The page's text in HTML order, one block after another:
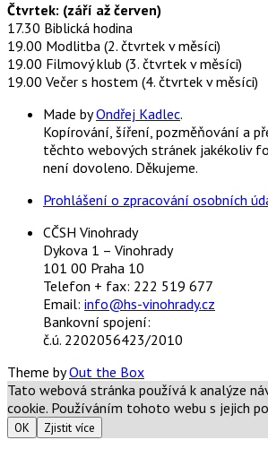
Čtvrtek: (září až červen)
17.30 Biblická hodina
19.00 Modlitba (2. čtvrtek v měsíci)
19.00 Filmový klub (3. čtvrtek v měsíci)
19.00 Večer s hostem (4. čtvrtek v měsíci)
Made byOndřej Kadlec.
Kopírování, šíření, pozměňování a
těchto webových stránek jakékoliv
není dovoleno. Děkujeme.
Prohlášení o zpracování osobních
CČSH Vinohrady
Dykova 1 – Vinohrady
101 00 Praha 10
Telefon + fax: 222 519 677
Email: info@hs-vinohrady.cz
Bankovní spojení:
č.ú. 2202056423/2010
Theme byOut the Box
Tato webová stránka používá k analýze
cookie. Používáním tohoto webu s jejich
OK Zjistit více